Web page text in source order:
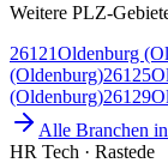
Weitere PLZ-
26121Oldenburg
(Oldenburg)26125
(Oldenburg)26129
Alle Branchen in
HR Tech · Rastede